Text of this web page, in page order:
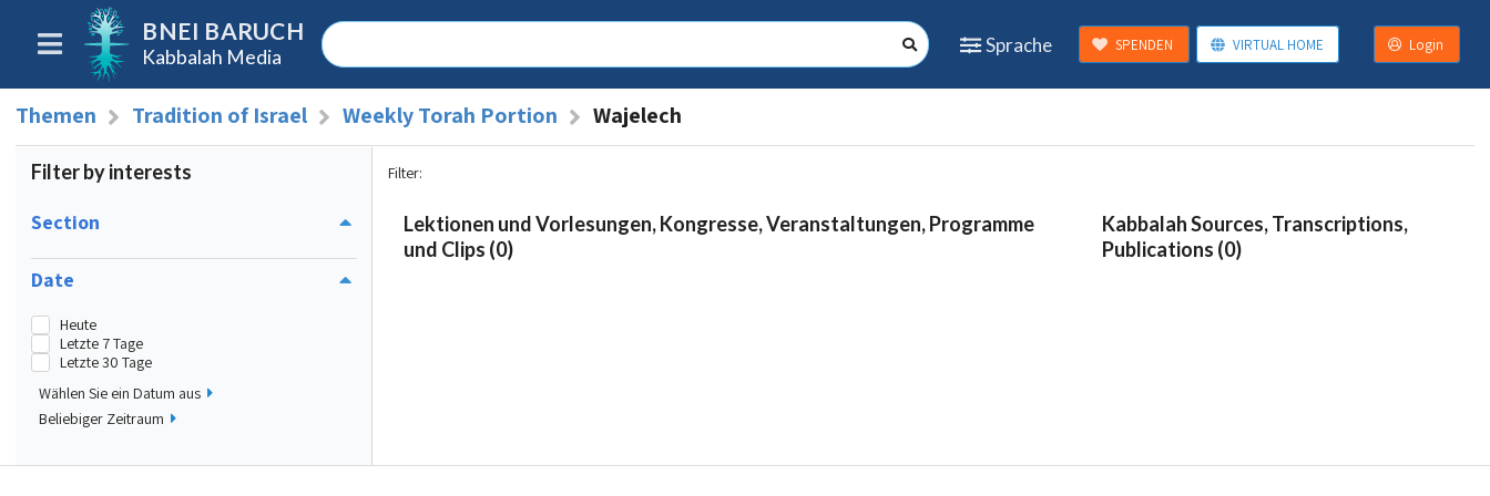
BNEI BARUCH
Kabbalah Media
Sprache SPENDEN VIRTUAL HOME Login
Themen Tradition of Israel Weekly Torah Portion Wajelech
Filter by interests
Section
Date
Heute
Letzte 7 Tage
Letzte 30 Tage
Wählen Sie ein Datum aus
Beliebiger Zeitraum
Filter:
Lektionen und Vorlesungen, Kongresse, Veranstaltungen, Programme
und Clips (0)
Kabbalah Sources, Transcriptions,
Publications (0)